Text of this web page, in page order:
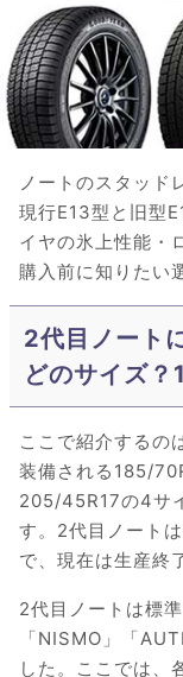
ノートのスタッド
現行E13型と旧型
イヤの氷上性能・
購入前に知りたい
2代目ノート
どのサイズ
ここで紹介するの
装備される185/
205/45R17の4サ
す。2代目ノート
で、現在は生産終
2代目ノートは標
「NISMO」「
した。ここでは、